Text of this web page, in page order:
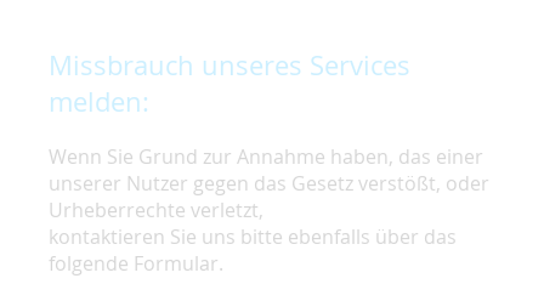
Missbrauch unseres Services
melden:
Wenn Sie Grund zur Annahme haben, das einer
unserer Nutzer gegen das Gesetz verstößt, oder
Urheberrechte verletzt,
kontaktieren Sie uns bitte ebenfalls über das
folgende Formular.